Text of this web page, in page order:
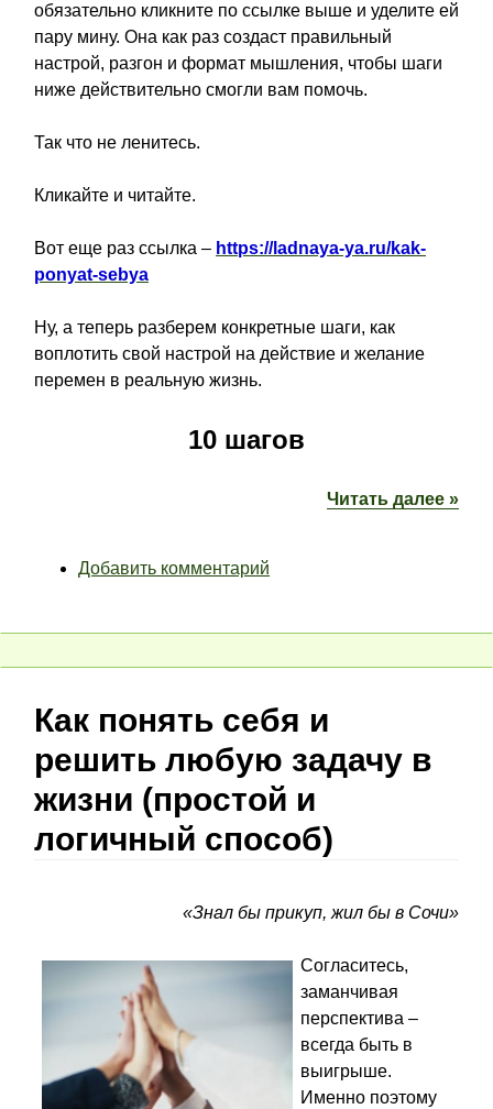
обязательно кликните по ссылке выше и уделите ей
пару мину. Она как раз создаст правильный
настрой, разгон и формат мышления, чтобы шаги
ниже действительно смогли вам помочь.
Так что не ленитесь.
Кликайте и читайте.
Вот еще раз ссылка – https://ladnaya-ya.ru/kak-
ponyat-sebya
Ну, а теперь разберем конкретные шаги, как
воплотить свой настрой на действие и желание
перемен в реальную жизнь.
10 шагов
Читать далее »
Добавить комментарий
Как понять себя и
решить любую задачу в
жизни (простой и
логичный способ)
«Знал бы прикуп, жил бы в Сочи»
Согласитесь,
заманчивая
перспектива –
всегда быть в
выигрыше.
Именно поэтому